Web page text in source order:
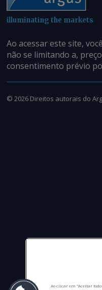
illuminating the markets
Ao acessar este site,
não se limitando a,
consentimento prévio
© 2026 Direitos autorais do
Ao clicar em "Aceitar